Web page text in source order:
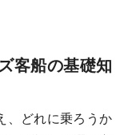
客船の基礎知
、どれに乗ろうか